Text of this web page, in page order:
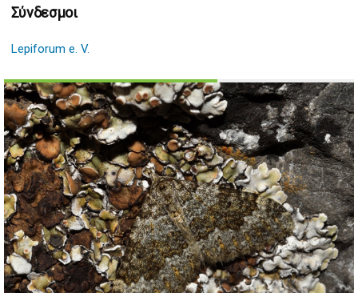
Σύνδεσμοι
Lepiforum e. V.